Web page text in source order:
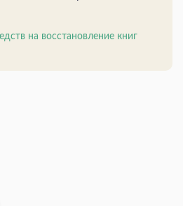
на восстановление книг